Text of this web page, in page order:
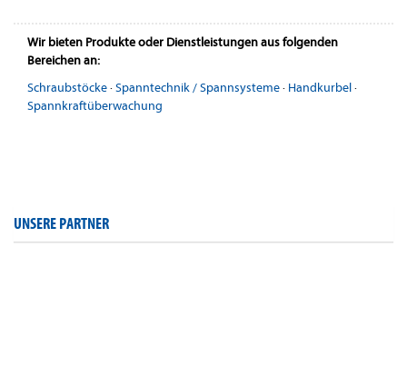
Wir bieten Produkte oder Dienstleistungen aus folgenden
Bereichen an:
Schraubstöcke·Spanntechnik / Spannsysteme· Handkurbel·
Spannkraftüberwachung
UNSERE PARTNER